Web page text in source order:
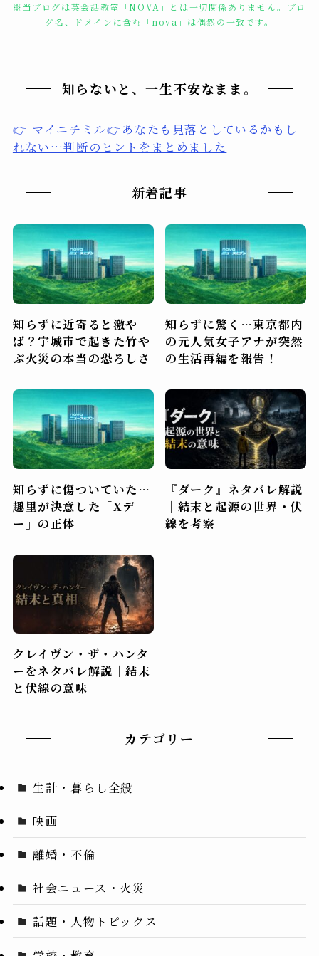
※当ブログは英会話教室「NOVA」とは一切関係ありません。ブロ
グ名、ドメインに含む「nova」は偶然の一致です。
知らないと、一生不安なまま。
👉 マイニチミル👉あなたも見落としているかもし
れない…判断のヒントをまとめました
新着記事
知らずに近寄ると激や
ば？宇城市で起きた竹や
ぶ火災の本当の恐ろしさ
知らずに驚く…東京都内
の元人気女子アナが突然
の生活再編を報告！
知らずに傷ついていた…
趣里が決意した「Xデ
ー」の正体
『ダーク』ネタバレ解説
｜結末と起源の世界・伏
線を考察
クレイヴン・ザ・ハンタ
ーをネタバレ解説｜結末
と伏線の意味
カテゴリー
生計・暮らし全般
映画
離婚・不倫
社会ニュース・火災
話題・人物トピックス